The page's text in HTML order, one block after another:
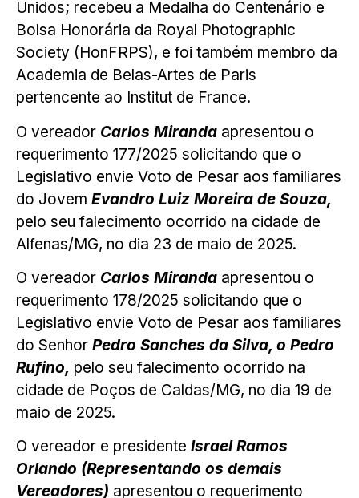
Unidos; recebeu a Medalha do Centenário e
Bolsa Honorária da Royal Photographic
Society (HonFRPS), e foi também membro da
Academia de Belas-Artes de Paris
pertencente ao Institut de France.
O vereador Carlos Miranda apresentou o
requerimento 177/2025 solicitando que o
Legislativo envie Voto de Pesar aos familiares
do Jovem Evandro Luiz Moreira de Souza,
pelo seu falecimento ocorrido na cidade de
Alfenas/MG, no dia 23 de maio de 2025.
O vereador Carlos Miranda apresentou o
requerimento 178/2025 solicitando que o
Legislativo envie Voto de Pesar aos familiares
do Senhor Pedro Sanches da Silva, o Pedro
Rufino, pelo seu falecimento ocorrido na
cidade de Poços de Caldas/MG, no dia 19 de
maio de 2025.
O vereador e presidente Israel Ramos
Orlando (Representando os demais
Vereadores) apresentou o requerimento